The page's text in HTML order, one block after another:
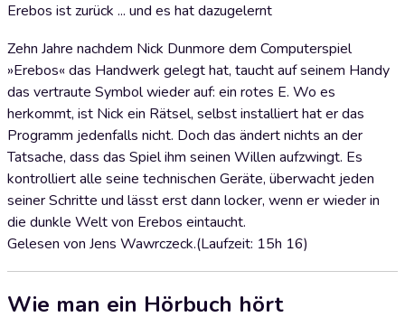
Erebos ist zurück ... und es hat dazugelernt
Zehn Jahre nachdem Nick Dunmore dem Computerspiel
»Erebos« das Handwerk gelegt hat, taucht auf seinem Handy
das vertraute Symbol wieder auf: ein rotes E. Wo es
herkommt, ist Nick ein Rätsel, selbst installiert hat er das
Programm jedenfalls nicht. Doch das ändert nichts an der
Tatsache, dass das Spiel ihm seinen Willen aufzwingt. Es
kontrolliert alle seine technischen Geräte, überwacht jeden
seiner Schritte und lässt erst dann locker, wenn er wieder in
die dunkle Welt von Erebos eintaucht.
Gelesen von Jens Wawrczeck.(Laufzeit: 15h 16)
Wie man ein Hörbuch hört